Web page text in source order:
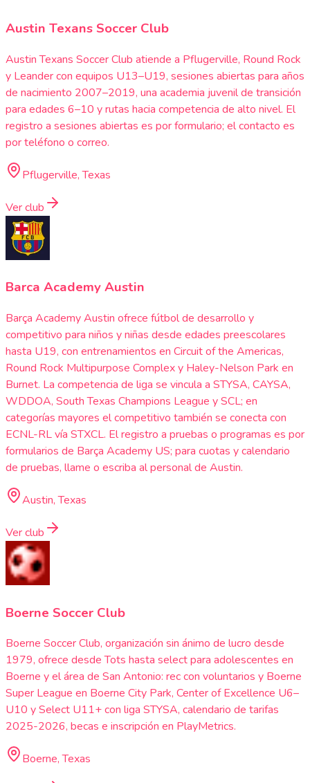
Austin Texans Soccer Club
Austin Texans Soccer Club atiende a Pflugerville, Round Rock
y Leander con equipos U13–U19, sesiones abiertas para años
de nacimiento 2007–2019, una academia juvenil de transición
para edades 6–10 y rutas hacia competencia de alto nivel. El
registro a sesiones abiertas es por formulario; el contacto es
por teléfono o correo.
Pflugerville, Texas
Ver club
Barca Academy Austin
Barça Academy Austin ofrece fútbol de desarrollo y
competitivo para niños y niñas desde edades preescolares
hasta U19, con entrenamientos en Circuit of the Americas,
Round Rock Multipurpose Complex y Haley-Nelson Park en
Burnet. La competencia de liga se vincula a STYSA, CAYSA,
WDDOA, South Texas Champions League y SCL; en
categorías mayores el competitivo también se conecta con
ECNL-RL vía STXCL. El registro a pruebas o programas es por
formularios de Barça Academy US; para cuotas y calendario
de pruebas, llame o escriba al personal de Austin.
Austin, Texas
Ver club
Boerne Soccer Club
Boerne Soccer Club, organización sin ánimo de lucro desde
1979, ofrece desde Tots hasta select para adolescentes en
Boerne y el área de San Antonio: rec con voluntarios y Boerne
Super League en Boerne City Park, Center of Excellence U6–
U10 y Select U11+ con liga STYSA, calendario de tarifas
2025-2026, becas e inscripción en PlayMetrics.
Boerne, Texas